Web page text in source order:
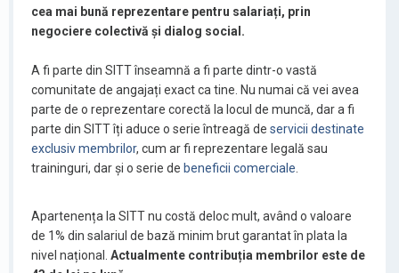
cea mai bună reprezentare pentru salariați, prin
negociere colectivă și dialog social.
A fi parte din SITT înseamnă a fi parte dintr-o vastă
comunitate de angajați exact ca tine. Nu numai că vei avea
parte de o reprezentare corectă la locul de muncă, dar a fi
parte din SITT îți aduce o serie întreagă de servicii destinate
exclusiv membrilor, cum ar fi reprezentare legală sau
traininguri, dar și o serie de beneficii comerciale
Apartenența la SITT nu costă deloc mult, având o valoare
de 1% din salariul de bază minim brut garantat în plata la
nivel național. Actualmente contribuția membrilor este de